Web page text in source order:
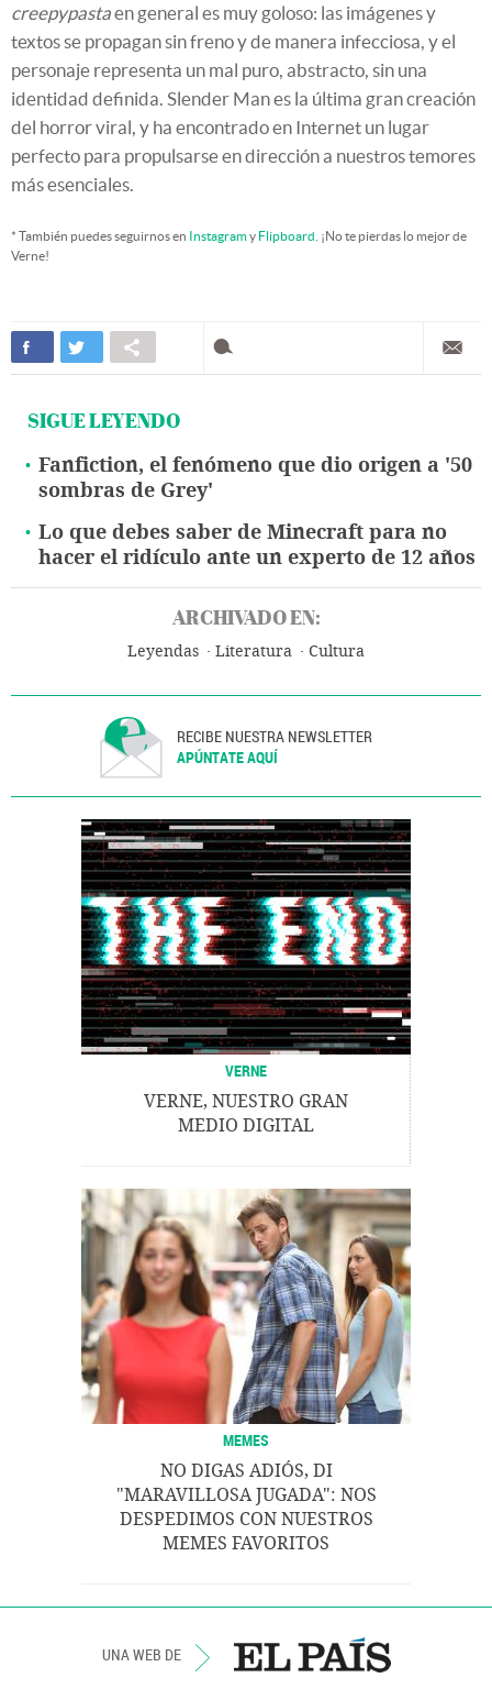
creepypastaen general es muy goloso: las imágenes y
textos se propagan sin freno y de manera infecciosa, y el
personaje representa un mal puro, abstracto, sin una
identidad definida. Slender Man es la última gran creación
del horror viral, y ha encontrado en Internet un lugar
perfecto para propulsarse en dirección a nuestros temores
más esenciales.
* También puedes seguirnos en Instagramy Flipboard . ¡No te pierdas lo mejor de
Verne!
SIGUE LEYENDO
Fanfiction, el fenómeno que dio origen a '50
sombras de Grey'
Lo que debes saber de Minecraft para no
hacer el ridículo ante un experto de 12 años
ARCHIVADO EN:
Leyendas Literatura Cultura
RECIBE NUESTRA NEWSLETTER
APÚNTATE AQUÍ
VERNE
VERNE, NUESTRO GRAN
MEDIO DIGITAL
MEMES
NO DIGAS ADIÓS, DI
"MARAVILLOSA JUGADA": NOS
DESPEDIMOS CON NUESTROS
MEMES FAVORITOS
UNA WEB DE